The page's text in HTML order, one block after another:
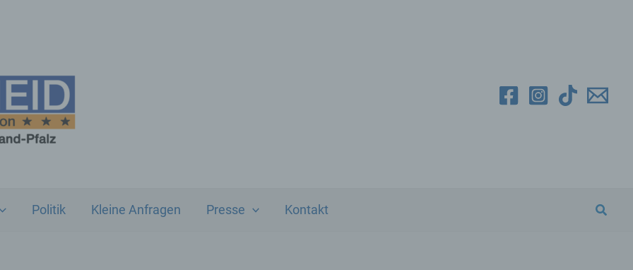
Politik Kleine Anfragen Presse Kontakt